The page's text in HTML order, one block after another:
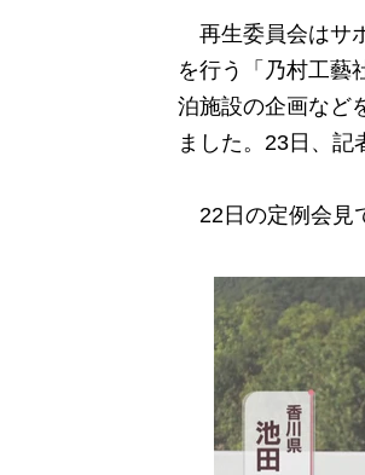
再生委員会はサ
を行う「乃村工藝
泊施設の企画など
ました。23日、記
22日の定例会見